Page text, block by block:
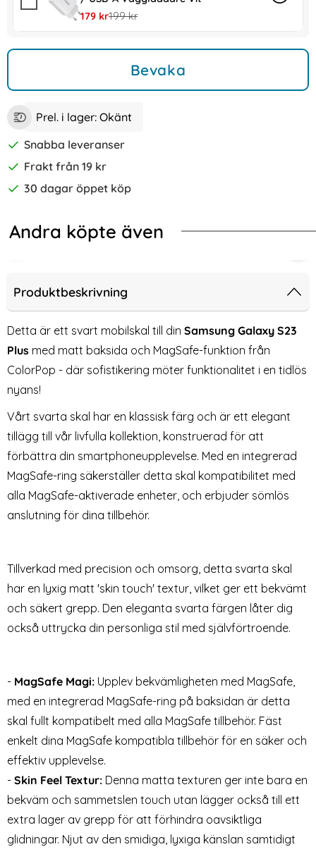
rea pris
179 krtidigare pris
199 kr
Bevaka
Prel. i lager: Okänt
Snabba leveranser
Frakt från 19 kr
30 dagar öppet köp
Andra köpte även
CH MagSafe Matt Rosa
Hybrid Matt Svart
Galaxy S23 Plus Skal Hybrid Matt Svart
Tech-Protect iPhone 16 Pro 3-
PACK Skärmskydd/Linsskydd
Art. nr 233086
rea pris
219 kr
Tillgänglighet:
Lagervara
iPhone 16 Pro 3-PACK Skärmskydd/Linsskydd
Tech-Protect iPhone 16 Pro 3-
2-Pack iPhone 16 Pro
Heltäckande Skärmskydd i
Härdat Glas
Art. nr 233613
rea pris
99 krtidigare pris
199 kr
2-Pack iPhone 16 Pro
2-
Produktbeskrivning
Detta är ett svart mobilskal till din Samsung Galaxy S23
Plus med matt baksida och MagSafe-funktion från
ColorPop - där sofistikering möter funktionalitet i en tidlös
nyans!
Vårt svarta skal har en klassisk färg och är ett elegant
tillägg till vår livfulla kollektion, konstruerad för att
förbättra din smartphoneupplevelse. Med en integrerad
MagSafe-ring säkerställer detta skal kompatibilitet med
alla MagSafe-aktiverade enheter, och erbjuder sömlös
anslutning för dina tillbehör.
Tillverkad med precision och omsorg, detta svarta skal
har en lyxig matt 'skin touch' textur, vilket ger ett bekvämt
och säkert grepp. Den eleganta svarta färgen låter dig
också uttrycka din personliga stil med självförtroende.
- MagSafe Magi: Upplev bekvämligheten med MagSafe,
med en integrerad MagSafe-ring på baksidan är detta
skal fullt kompatibelt med alla MagSafe tillbehör. Fäst
enkelt dina MagSafe kompatibla tillbehör för en säker och
effektiv upplevelse.
- Skin Feel Textur: Denna matta texturen ger inte bara en
bekväm och sammetslen touch utan lägger också till ett
extra lager av grepp för att förhindra oavsiktliga
glidningar. Njut av den smidiga, lyxiga känslan samtidigt